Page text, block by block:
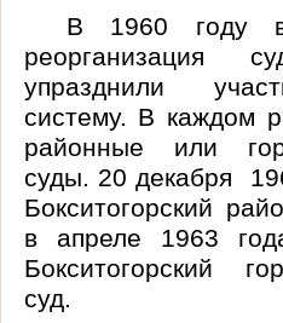
В 1960 году
реорганизация
упразднили
систему. В каждом
районные или
суды. 20 декабря
Бокситогорский
в апреле 1963
Бокситогорский
суд.